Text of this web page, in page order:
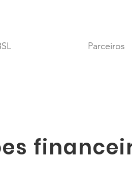
Parceiros